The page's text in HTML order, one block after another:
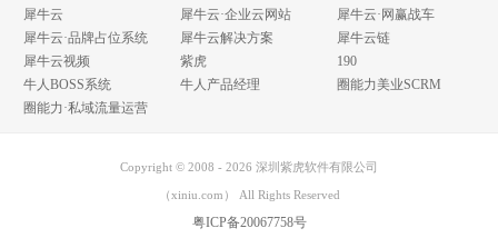
犀牛云 犀牛云·企业云网站
犀牛云·网赢战车
犀牛云·品牌占位系统
犀牛云解决方案
犀牛云链
犀牛云视频
紫虎
190
牛人BOSS系统
牛人产品经理
圈能力美业SCRM
圈能力·私域流量运营
Copyright © 2008 - 2026 深圳紫虎软件有限公司
（xiniu.com） All Rights Reserved
粤ICP备20067758号